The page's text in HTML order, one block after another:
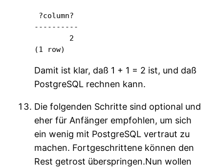
?column?
----------
        2
(1 row)
Damit ist klar, daß 1 + 1 = 2 ist, und daß
PostgreSQL rechnen kann.
Die folgenden Schritte sind optional und
eher für Anfänger empfohlen, um sich
ein wenig mit PostgreSQL vertraut zu
machen. Fortgeschrittene können den
Rest getrost überspringen.Nun wollen